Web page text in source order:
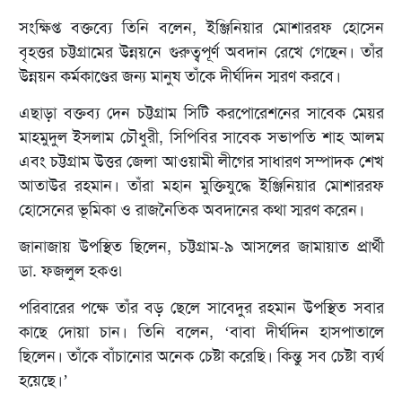
সংক্ষিপ্ত বক্তব্যে তিনি বলেন, ইঞ্জিনিয়ার মোশাররফ হোসেন
বৃহত্তর চট্টগ্রামের উন্নয়নে গুরুত্বপূর্ণ অবদান রেখে গেছেন। তাঁর
উন্নয়ন কর্মকাণ্ডের জন্য মানুষ তাঁকে দীর্ঘদিন স্মরণ করবে।
এছাড়া বক্তব্য দেন চট্টগ্রাম সিটি করপোরেশনের সাবেক মেয়র
মাহমুদুল ইসলাম চৌধুরী, সিপিবির সাবেক সভাপতি শাহ আলম
এবং চট্টগ্রাম উত্তর জেলা আওয়ামী লীগের সাধারণ সম্পাদক শেখ
আতাউর রহমান। তাঁরা মহান মুক্তিযুদ্ধে ইঞ্জিনিয়ার মোশাররফ
হোসেনের ভূমিকা ও রাজনৈতিক অবদানের কথা স্মরণ করেন।
জানাজায় উপস্থিত ছিলেন, চট্টগ্রাম-৯ আসলের জামায়াত প্রার্থী
ডা. ফজলুল হকও৷
পরিবারের পক্ষে তাঁর বড় ছেলে সাবেদুর রহমান উপস্থিত সবার
কাছে দোয়া চান। তিনি বলেন, ‘বাবা দীর্ঘদিন হাসপাতালে
ছিলেন। তাঁকে বাঁচানোর অনেক চেষ্টা করেছি। কিন্তু সব চেষ্টা ব্যর্থ
হয়েছে।’